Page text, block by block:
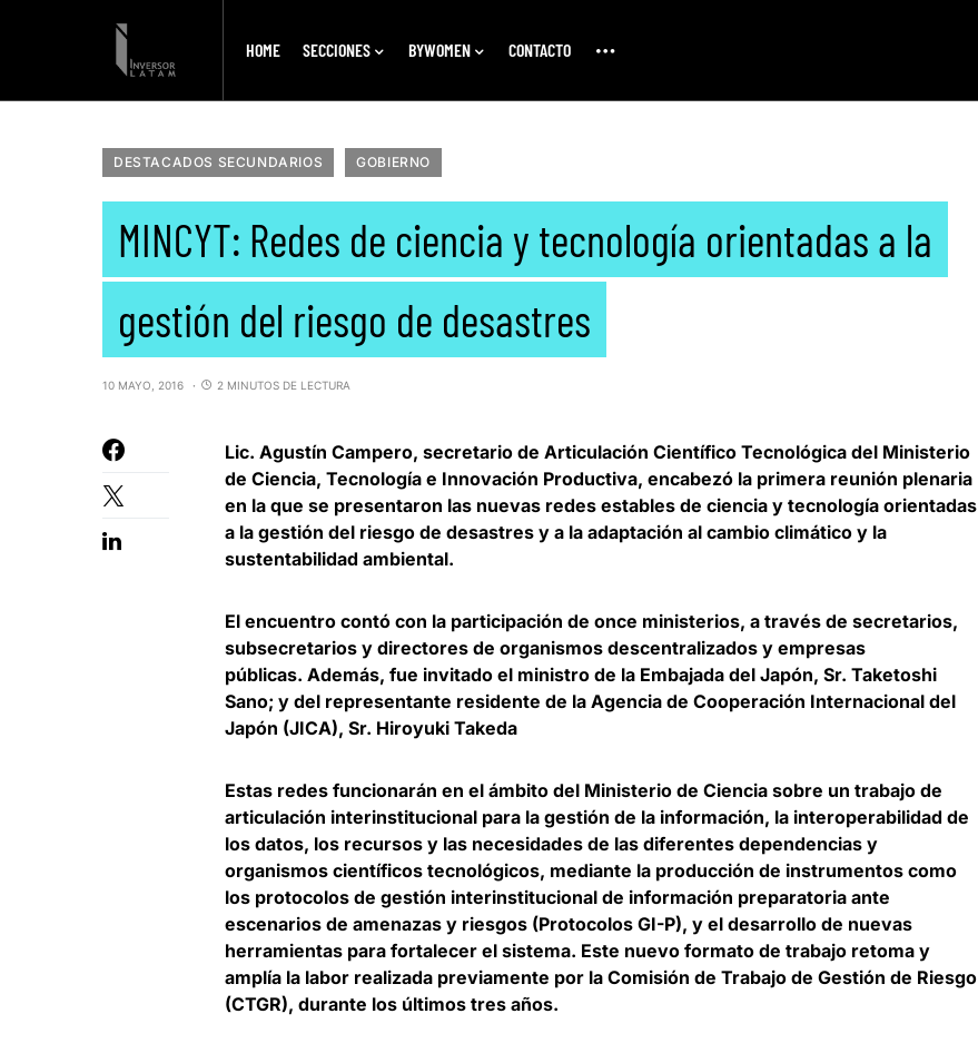
HOME SECCIONES BYWOMEN CONTACTO
DESTACADOS SECUNDARIOS GOBIERNO
MINCYT: Redes de ciencia y tecnología orientadas a la
gestión del riesgo de desastres
10 MAYO, 2016 2 MINUTOS DE LECTURA
Lic. Agustín Campero, secretario de Articulación Científico Tecnológica del Ministerio
de Ciencia, Tecnología e Innovación Productiva, encabezó la primera reunión plenaria
en la que se presentaron las nuevas redes estables de ciencia y tecnología orientadas
a la gestión del riesgo de desastres y a la adaptación al cambio climático y la
sustentabilidad ambiental.
El encuentro contó con la participación de once ministerios, a través de secretarios,
subsecretarios y directores de organismos descentralizados y empresas
públicas. Además, fue invitado el ministro de la Embajada del Japón, Sr. Taketoshi
Sano; y del representante residente de la Agencia de Cooperación Internacional del
Japón (JICA), Sr. Hiroyuki Takeda
Estas redes funcionarán en el ámbito del Ministerio de Ciencia sobre un trabajo de
articulación interinstitucional para la gestión de la información, la interoperabilidad de
los datos, los recursos y las necesidades de las diferentes dependencias y
organismos científicos tecnológicos, mediante la producción de instrumentos como
los protocolos de gestión interinstitucional de información preparatoria ante
escenarios de amenazas y riesgos (Protocolos GI-P), y el desarrollo de nuevas
herramientas para fortalecer el sistema. Este nuevo formato de trabajo retoma y
amplía la labor realizada previamente por la Comisión de Trabajo de Gestión de Riesgo
(CTGR), durante los últimos tres años.